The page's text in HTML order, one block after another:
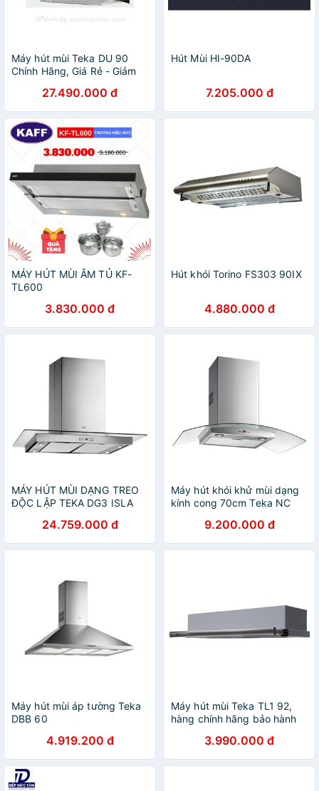
Máy hút mùi Teka DU 90
Chính Hãng, Giá Rẻ - Giảm
27.490.000 đ
Hút Mùi HI-90DA
7.205.000 đ
MÁY HÚT MÙI ÂM TỦ KF-
TL600
3.830.000 đ
Hút khói Torino FS303 90IX
4.880.000 đ
MÁY HÚT MÙI DẠNG TREO
ĐỘC LẬP TEKA DG3 ISLA
HÚT KHÓI, MÁY HÚT KHÓI
KHỬ MÙI, MÁY HÚT MÙI
BẾP
24.759.000 đ
Máy hút khói khử mùi dạng
kính cong 70cm Teka NC
9.200.000 đ
Máy hút mùi áp tường Teka
DBB 60
4.919.200 đ
Máy hút mùi Teka TL1 92,
hàng chính hãng bảo hành
3.990.000 đ